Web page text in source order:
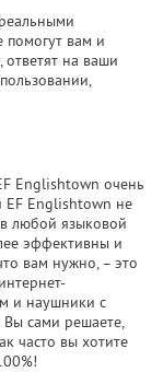
помогут вам и
на ваши
Englishtown очень
EF Englishtown не
любой языковой
эффективны и
вам нужно, – это
и наушники с
сами решаете,
часто вы хотите